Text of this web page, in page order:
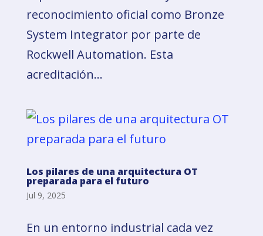
reconocimiento oficial como Bronze
System Integrator por parte de
Rockwell Automation. Esta
acreditación...
Los pilares de una arquitectura OT
preparada para el futuro
Jul 9, 2025
En un entorno industrial cada vez